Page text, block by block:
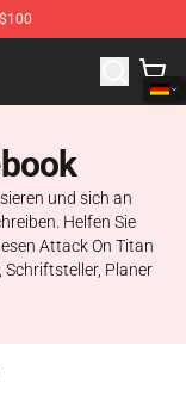
On Titan
und sich an
Helfen Sie
Attack On Titan
Schriftsteller, Planer